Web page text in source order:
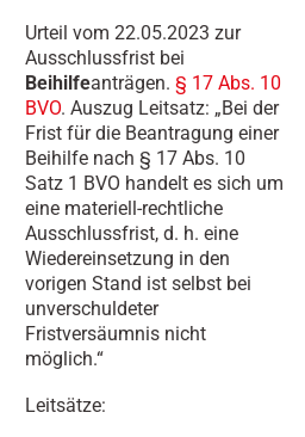
Urteil vom 22.05.2023 zur
Ausschlussfrist bei
Beihilfeanträgen. § 17 Abs. 10
BVO. Auszug Leitsatz: „Bei der
Frist für die Beantragung einer
Beihilfe nach § 17 Abs. 10
Satz 1 BVO handelt es sich um
eine materiell-rechtliche
Ausschlussfrist, d. h. eine
Wiedereinsetzung in den
vorigen Stand ist selbst bei
unverschuldeter
Fristversäumnis nicht
möglich.“
Leitsätze: